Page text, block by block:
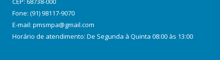
Fone: (91) 98117-9070
E-mail: pmsmpa@gmail.com
Horário de atendimento: De Segunda à Quinta 08:00 às 13:00